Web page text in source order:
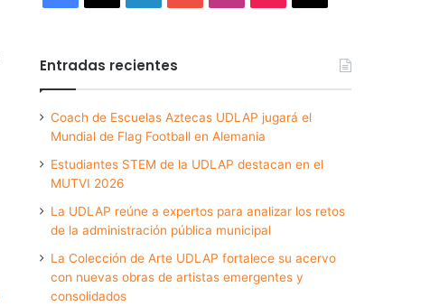
Entradas recientes
Coach de Escuelas Aztecas UDLAP jugará el
Mundial de Flag Football en Alemania
Estudiantes STEM de la UDLAP destacan en el
MUTVI 2026
La UDLAP reúne a expertos para analizar los retos
de la administración pública municipal
La Colección de Arte UDLAP fortalece su acervo
con nuevas obras de artistas emergentes y
consolidados